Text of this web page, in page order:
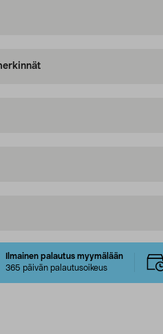
Ilmainen palautus myymälään
365 päivän palautusoikeus